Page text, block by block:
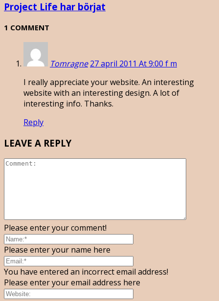
Project Life har börjat
1 COMMENT
Tomragne 27 april 2011 At 9:00 f m
I really appreciate your website. An interesting
website with an interesting design. A lot of
interesting info. Thanks.
Reply
LEAVE A REPLY
Please enter your comment!
Please enter your name here
You have entered an incorrect email address!
Please enter your email address here